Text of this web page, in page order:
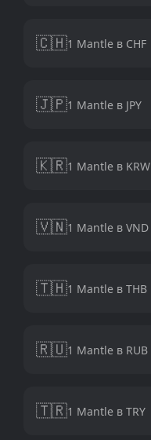
🇨🇭1 Mantle в CHF
🇯🇵1 Mantle в JPY
🇰🇷1 Mantle в KRW
🇻🇳1 Mantle в VND
🇹🇭1 Mantle в THB
🇷🇺1 Mantle в RUB
🇹🇷1 Mantle в TRY